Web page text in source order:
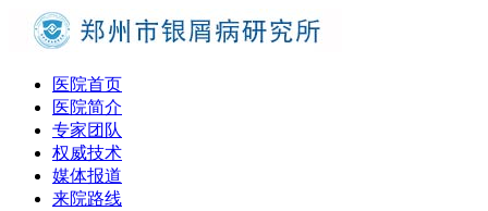
医院首页
医院简介
专家团队
权威技术
媒体报道
来院路线